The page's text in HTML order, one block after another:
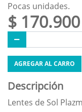
Pocas unidades.
$ 170.900
AGREGAR AL CARRO
Descripción
Lentes de Sol